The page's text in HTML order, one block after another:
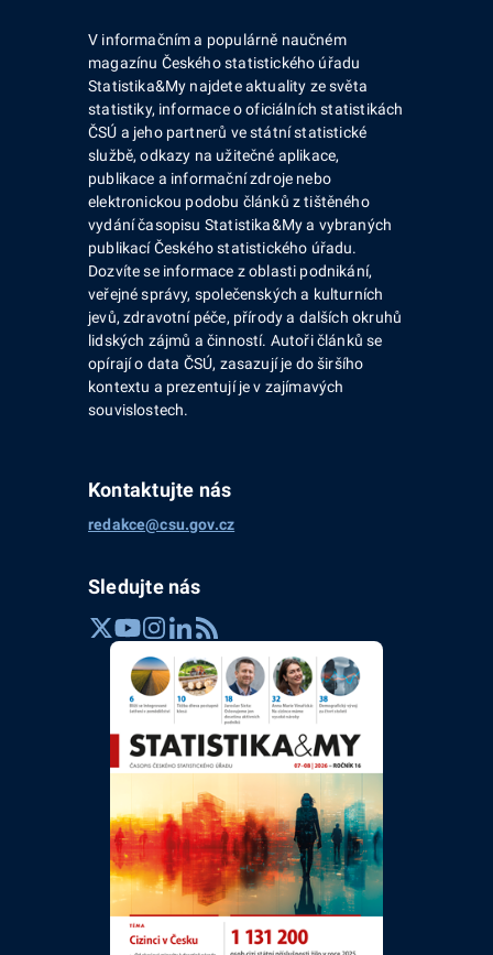
V informačním a populárně naučném
magazínu Českého statistického úřadu
Statistika&My najdete aktuality ze světa
statistiky, informace o oficiálních statistikách
ČSÚ a jeho partnerů ve státní statistické
službě, odkazy na užitečné aplikace,
publikace a informační zdroje nebo
elektronickou podobu článků z tištěného
vydání časopisu Statistika&My a vybraných
publikací Českého statistického úřadu.
Dozvíte se informace z oblasti podnikání,
veřejné správy, společenských a kulturních
jevů, zdravotní péče, přírody a dalších okruhů
lidských zájmů a činností. Autoři článků se
opírají o data ČSÚ, zasazují je do širšího
kontextu a prezentují je v zajímavých
souvislostech.
Kontaktujte nás
redakce@csu.gov.cz
Sledujte nás